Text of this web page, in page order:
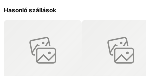
Hasonló szállások